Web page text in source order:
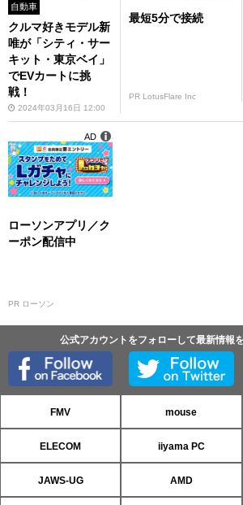
自動車
クルマ好きモデル新
唯が「シティ・サー
キット・東京ベイ」
でEVカートに挑
戦！
2024年03月16日 12:00
最短5分で接続
PR LotusFlare Inc
ローソンアプリ／ク
ーポン配信中
PR ローソン
AD
公式アカウントをフォローして最新情報
FMV mouse
ELECOM iiyama PC
JAWS-UG AMD